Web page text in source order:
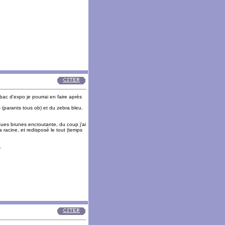
d'expo je pourrai en faire après
tous ob) et du zebra bleu.
brunes encroutante, du coup j'ai
racine, et redisposé le tout (temps